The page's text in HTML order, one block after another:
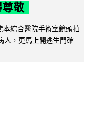
敬
綜合醫院手術室鏡頭拍
人，更馬上開逃生門確